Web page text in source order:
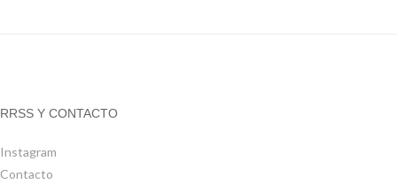
RRSS Y CONTACTO
Instagram
Contacto